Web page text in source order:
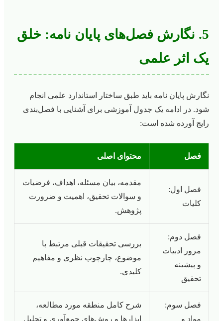
5. نگارش فصل‌های پایان نامه: خلق
یک اثر علمی
نگارش پایان نامه باید طبق ساختار استاندارد علمی انجام
شود. در ادامه یک جدول آموزشی برای آشنایی با فصل‌بندی
رایج آورده شده است:
فصل محتوای اصلی
فصل اول:
کلیات
مقدمه، بیان مسئله، اهداف، فرضیات
و سوالات تحقیق، اهمیت و ضرورت
پژوهش.
فصل دوم:
مرور ادبیات
و پیشینه
تحقیق
بررسی تحقیقات قبلی مرتبط با
موضوع، چارچوب نظری و مفاهیم
کلیدی.
فصل سوم:
مواد و
شرح کامل منطقه مورد مطالعه،
ابزارها و روش‌های جمع‌آوری و تحلیل